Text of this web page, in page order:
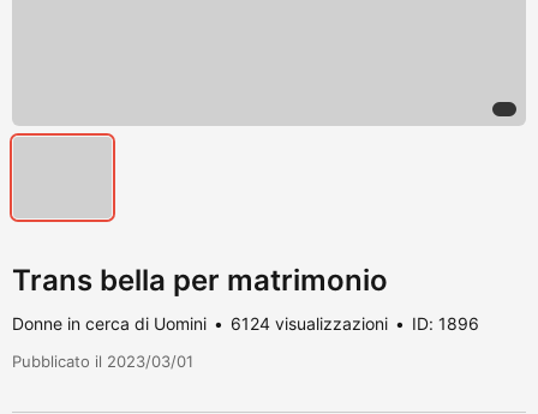
Trans bella per matrimonio
Donne in cerca di Uomini 6124 visualizzazioni ID: 1896
Pubblicato il 2023/03/01